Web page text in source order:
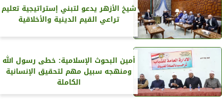
شيخ الأزهر يدعو لتبني إستراتيجية تعليم
تراعي القيم الدينية والأخلاقية
أمين البحوث الإسلامية: خطى رسول الله
ومنهجه سبيل مهم لتحقيق الإنسانية
الكاملة